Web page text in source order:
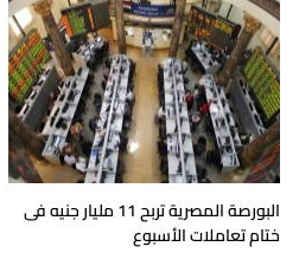
البورصة المصرية تربح 11 مليار جنيه فى
ختام تعاملات الأسبوع